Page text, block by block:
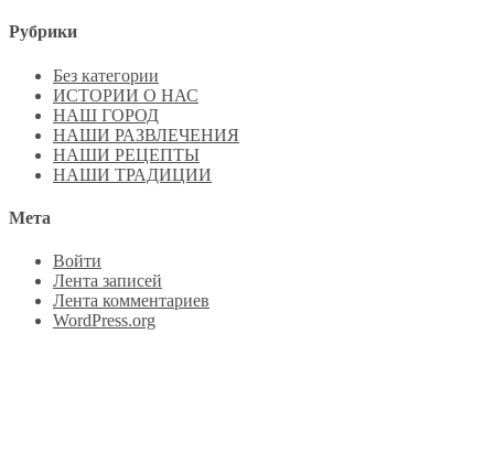
Рубрики
Без категории
ИСТОРИИ О НАС
НАШ ГОРОД
НАШИ РАЗВЛЕЧЕНИЯ
НАШИ РЕЦЕПТЫ
НАШИ ТРАДИЦИИ
Мета
Войти
Лента записей
Лента комментариев
WordPress.org